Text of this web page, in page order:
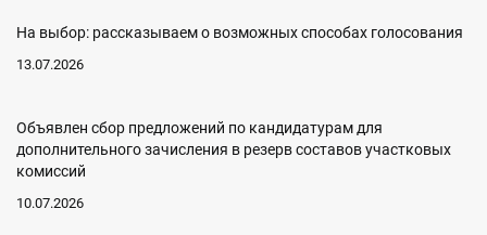
На выбор: рассказываем о возможных способах голосования
13.07.2026
Объявлен сбор предложений по кандидатурам для
дополнительного зачисления в резерв составов участковых
комиссий
10.07.2026